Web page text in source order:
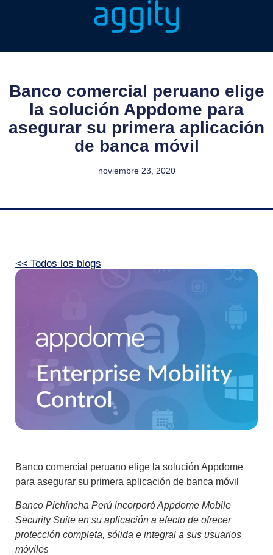
Banco comercial peruano elige
la solución Appdome para
asegurar su primera aplicación
de banca móvil
noviembre 23, 2020
<< Todos los blogs
Banco comercial peruano elige la solución Appdome
para asegurar su primera aplicación de banca móvil
Banco Pichincha Perú incorporó Appdome Mobile
Security Suite en su aplicación a efecto de ofrecer
protección completa, sólida e integral a sus usuarios
móviles